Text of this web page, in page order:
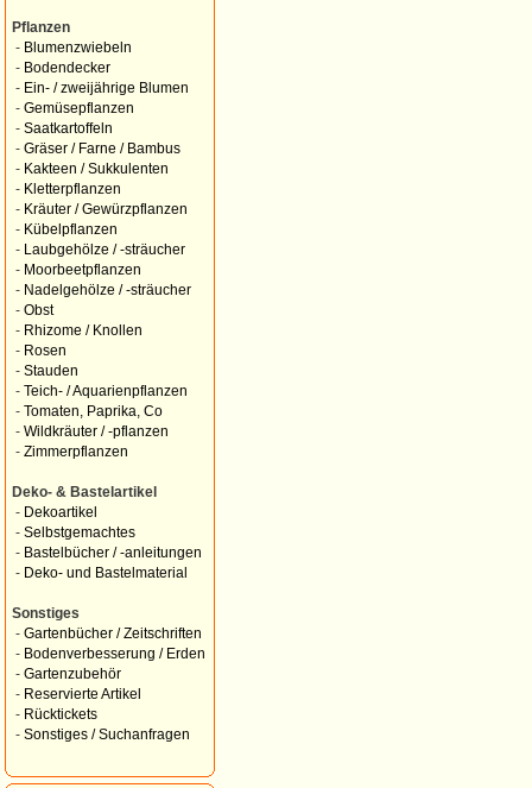
Pflanzen
- Blumenzwiebeln
- Bodendecker
- Ein- / zweijährige Blumen
- Gemüsepflanzen
- Saatkartoffeln
- Gräser / Farne / Bambus
- Kakteen / Sukkulenten
- Kletterpflanzen
- Kräuter / Gewürzpflanzen
- Kübelpflanzen
-
Laubgehölze / -sträucher
- Moorbeetpflanzen
- Nadelgehölze / -sträucher
- Obst
- Rhizome / Knollen
- Rosen
- Stauden
- Teich- / Aquarienpflanzen
- Tomaten, Paprika, Co
- Wildkräuter / -pflanzen
- Zimmerpflanzen
Deko- & Bastelartikel
- Dekoartikel
- Selbstgemachtes
- Bastelbücher / -anleitungen
- Deko- und Bastelmaterial
Sonstiges
- Gartenbücher / Zeitschriften
- Bodenverbesserung / Erden
- Gartenzubehör
- Reservierte Artikel
- Rücktickets
- Sonstiges / Suchanfragen